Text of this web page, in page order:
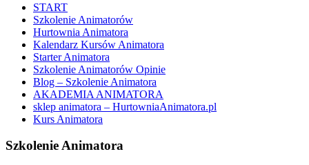
START
Szkolenie Animatorów
Hurtownia Animatora
Kalendarz Kursów Animatora
Starter Animatora
Szkolenie Animatorów Opinie
Blog – Szkolenie Animatora
AKADEMIA ANIMATORA
sklep animatora – HurtowniaAnimatora.pl
Kurs Animatora
Szkolenie Animatora